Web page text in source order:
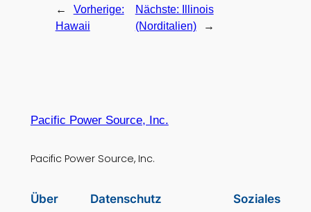
←
Vorherige:
Hawaii
Nächste:
Illinois
(Norditalien)
→
Pacific Power Source, Inc.
Pacific Power Source, Inc.
Über Datenschutz Soziales